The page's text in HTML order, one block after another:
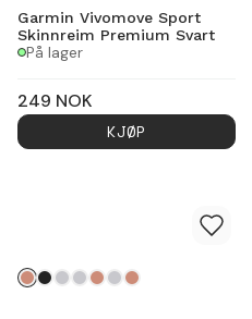
Garmin Vivomove Sport
Skinnreim Premium Svart
På lager
249 NOK
KJØP